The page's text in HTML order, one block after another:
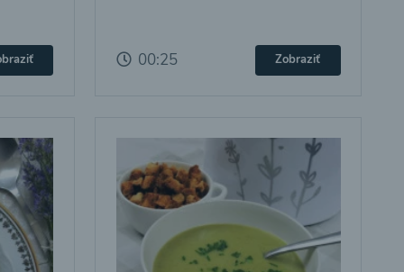
00:25 Zobraziť